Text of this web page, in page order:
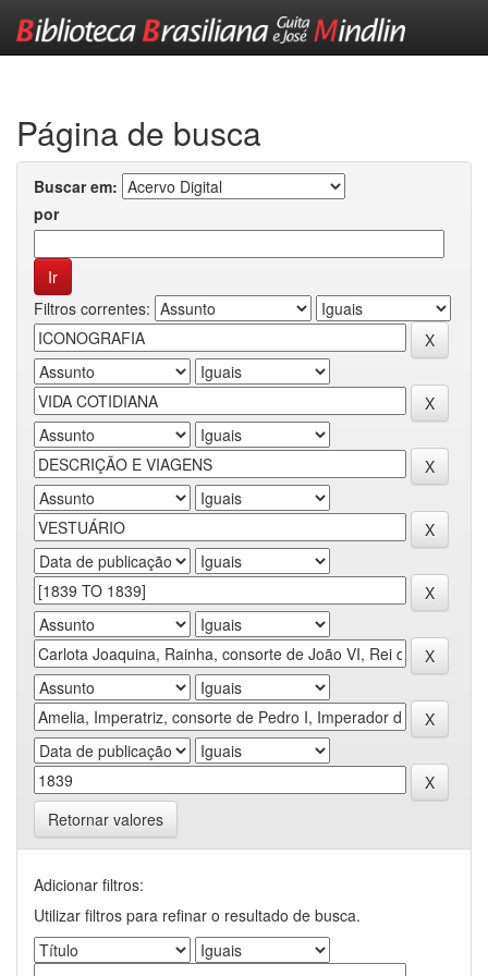
Página de busca
Buscar em:
por
Filtros correntes:
Retornar valores
Adicionar filtros:
Utilizar filtros para refinar o resultado de busca.